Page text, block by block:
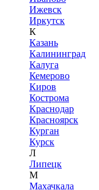
Ижевск
Иркутск
К
Казань
Калининград
Калуга
Кемерово
Киров
Кострома
Краснодар
Красноярск
Курган
Курск
Л
Липецк
М
Махачкала